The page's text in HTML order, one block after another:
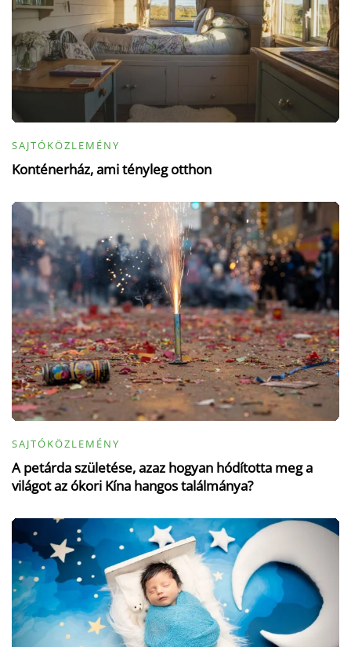
SAJTÓKÖZLEMÉNY
Konténerház, ami tényleg otthon
SAJTÓKÖZLEMÉNY
A petárda születése, azaz hogyan hódította meg a
világot az ókori Kína hangos találmánya?